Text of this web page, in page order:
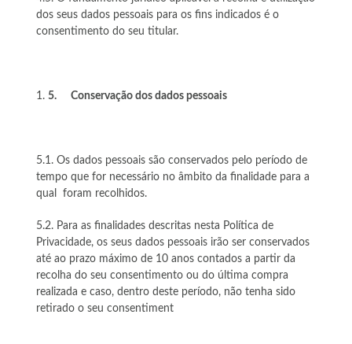
dos seus dados pessoais para os fins indicados é o
consentimento do seu titular.
5. Conservação dos dados pessoais
5.1. Os dados pessoais são conservados pelo período de
tempo que for necessário no âmbito da finalidade para a
qual foram recolhidos.
5.2. Para as finalidades descritas nesta Política de
Privacidade, os seus dados pessoais irão ser conservados
até ao prazo máximo de 10 anos contados a partir da
recolha do seu consentimento ou do última compra
realizada e caso, dentro deste período, não tenha sido
retirado o seu consentiment